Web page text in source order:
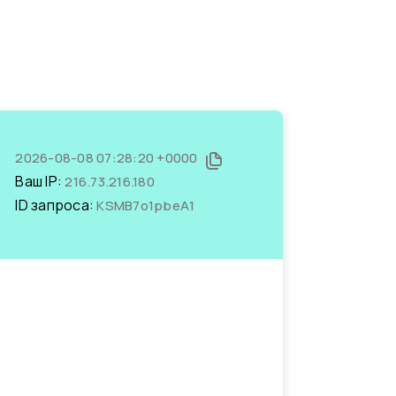
2026-08-08 07:28:20 +0000
Ваш IP:216.73.216.180
ID запроса:KSMB7o1pbeA1